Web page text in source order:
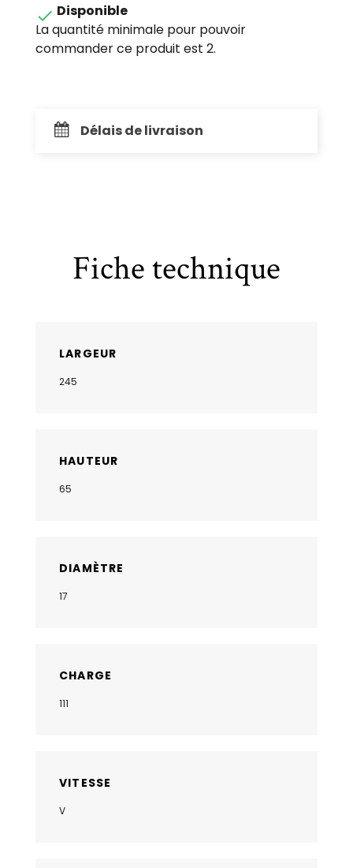
 Disponible
La quantité minimale pour pouvoir
commander ce produit est 2.
Délais de livraison
Fiche technique
LARGEUR
245
HAUTEUR
65
DIAMÈTRE
17
CHARGE
111
VITESSE
V